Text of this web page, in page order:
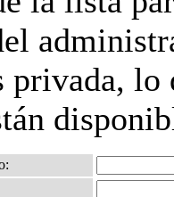
privada,